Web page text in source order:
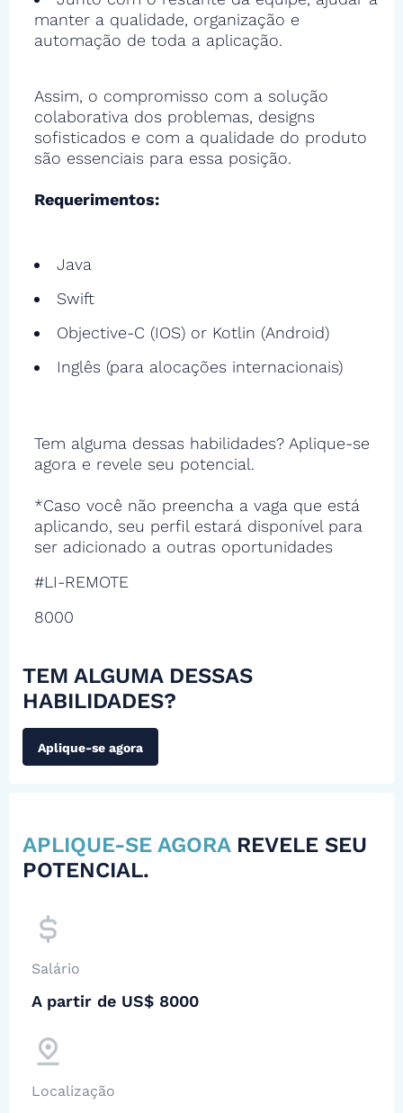
manter a qualidade, organização e
automação de toda a aplicação.
Assim, o compromisso com a solução
colaborativa dos problemas, designs
sofisticados e com a qualidade do produto
são essenciais para essa posição.
Requerimentos:
Java
Swift
Objective-C (IOS) or Kotlin (Android)
Inglês (para alocações internacionais)
Tem alguma dessas habilidades? Aplique-se
agora e revele seu potencial.
*Caso você não preencha a vaga que está
aplicando, seu perfil estará disponível para
ser adicionado a outras oportunidades
#LI-REMOTE
8000
TEM ALGUMA DESSAS
HABILIDADES?
Aplique-se agora
APLIQUE-SE AGORA REVELE SEU
POTENCIAL.
Salário
A partir de US$ 8000
Localização